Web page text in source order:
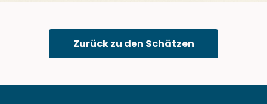
Zurück zu den Schätzen